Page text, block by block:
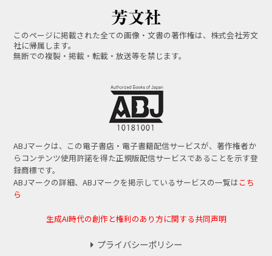
このページに掲載された全ての画像・文書の著作権は、株式会社芳文
社に帰属します。
無断での複製・掲載・転載・放送等を禁じます。
ABJマークは、この電子書店・電子書籍配信サービスが、著作権者か
らコンテンツ使用許諾を得た正規版配信サービスであることを示す登
録商標です。
ABJマークの詳細、ABJマークを掲示しているサービスの一覧はこち
ら
生成AI時代の創作と権利のあり方に関する共同声明
プライバシーポリシー